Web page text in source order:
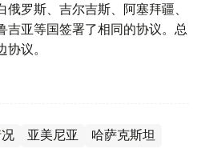
罗斯、吉尔吉斯、阿塞拜疆、
吉亚等国签署了相同的协议。总
议。
亚美尼亚 哈萨克斯坦